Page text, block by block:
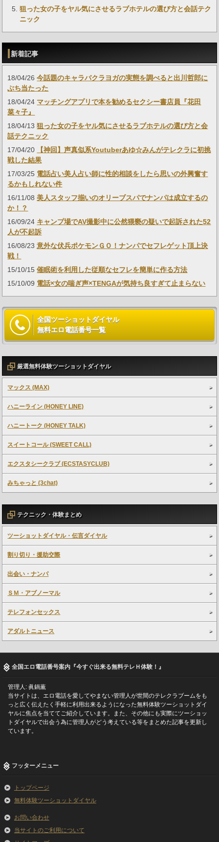
狙った女の子をヤル気にさせるラブホテルの選び方と会話テク
ニック
新着記事
18/04/26今話題のキャラバクラヨガの実態を調べると出川哲郎に
ぶち当たった
18/04/24 マッチングアプリで本を勧めるセクシー書店員『花田
菜々子』
18/04/13狙った女の子をヤル気にさせるラブホテルの選び方と会
話テクニック
17/04/20
【神回】声真似系Youtuberあゆ☆みんがテレクラに初挑
戦した結果
17/03/25 電話占い美人占い師に性的相談をしたら思いの外興奮す
るかもしれない件
16/11/08美人スタッフ揃いのオリーブスパでナンパは成立するの
か！？
16/09/24 キャンプ場でAV撮影中に公然猥褻の疑いで起訴された52
人が不起訴
16/08/23意外な伏兵ポケモンＧＯ！ナンパでセフレゲット頂上決
戦！
15/10/15催眠術を利用した従順なセフレを簡単に作る方法
15/10/09 電話×女の喘ぎ声×TENGAが気持ち良すぎて止まらない
全国ツーショットダイヤル
無料エロ電話番号一覧
厳選無料体験ツーショットダイヤル
マックス (MAX)
ハニーライン (HONEY LINE)
ハニートーク (HONEY TALK)
スイートコール (SWEET CALL)
エクスタシークラブ (ECSTASYCLUB)
みちゃっと (3chat)
テクニック・体験まとめ
ツーショットダイヤル・伝言ダイヤル
割り切り・援助交際
出会い・ナンパ
ＳＭ・アブノーマル
テレフォンセックス
アダルトニュース
全国エロ電話番号案内『今すぐ出来る無料テレＨ体験！』
管理人: 眞鍋薫
当サイトは、エロ電話を愛してやまない管理人が世間のテレクラブームをも
っと広く伝えたく手軽に利用出来るようになった無料体験ツーショットダイ
ヤルに焦点を当ててご紹介しています。また、その他にも実際にツーショッ
トダイヤルで出会う為に管理人がどう考えている等をまとめた記事を更新し
ています。
フッターメニュー
トップページ
無料体験ツーショットダイヤル
お問い合わせ
当サイトのご利用について